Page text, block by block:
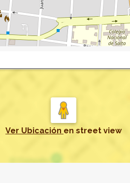
Ver Ubicación en street view